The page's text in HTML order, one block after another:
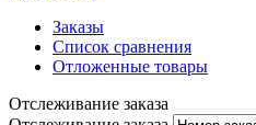
Заказы
Список сравнения
Отложенные товары
Отслеживание заказа